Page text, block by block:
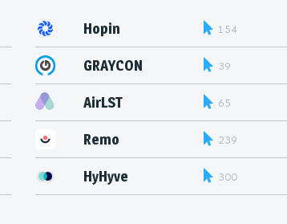
Hopin 154
GRAYCON 39
AirLST 65
Remo 239
HyHyve 300